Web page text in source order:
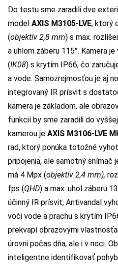
Do testu sme zaradili dve
model AXIS M3105-LVE, ktorý
(objektív 2,8 mm) s max.
a uhlom záberu 115°. Kamera
(IK08) s krytím IP66, čo
a vode. Samozrejmosťou je aj
integrovaný IR prísvit s
kamera je základom, ale
funkcií by sme zaradili do
kamerou je AXIS M3106-LVE
rad, ktorý ponúka totožné
pripojenia, ale samotný snímač
má 4 Mpx (objektív 2,4 mm),
fps (QHD) a max. uhol záberu
účinný IR prísvit, Antivandal
voči vode a prachu s krytím
prekvapí obrazovými
úrovni počas dňa, ale i v noci.
inteligentne identifikovať